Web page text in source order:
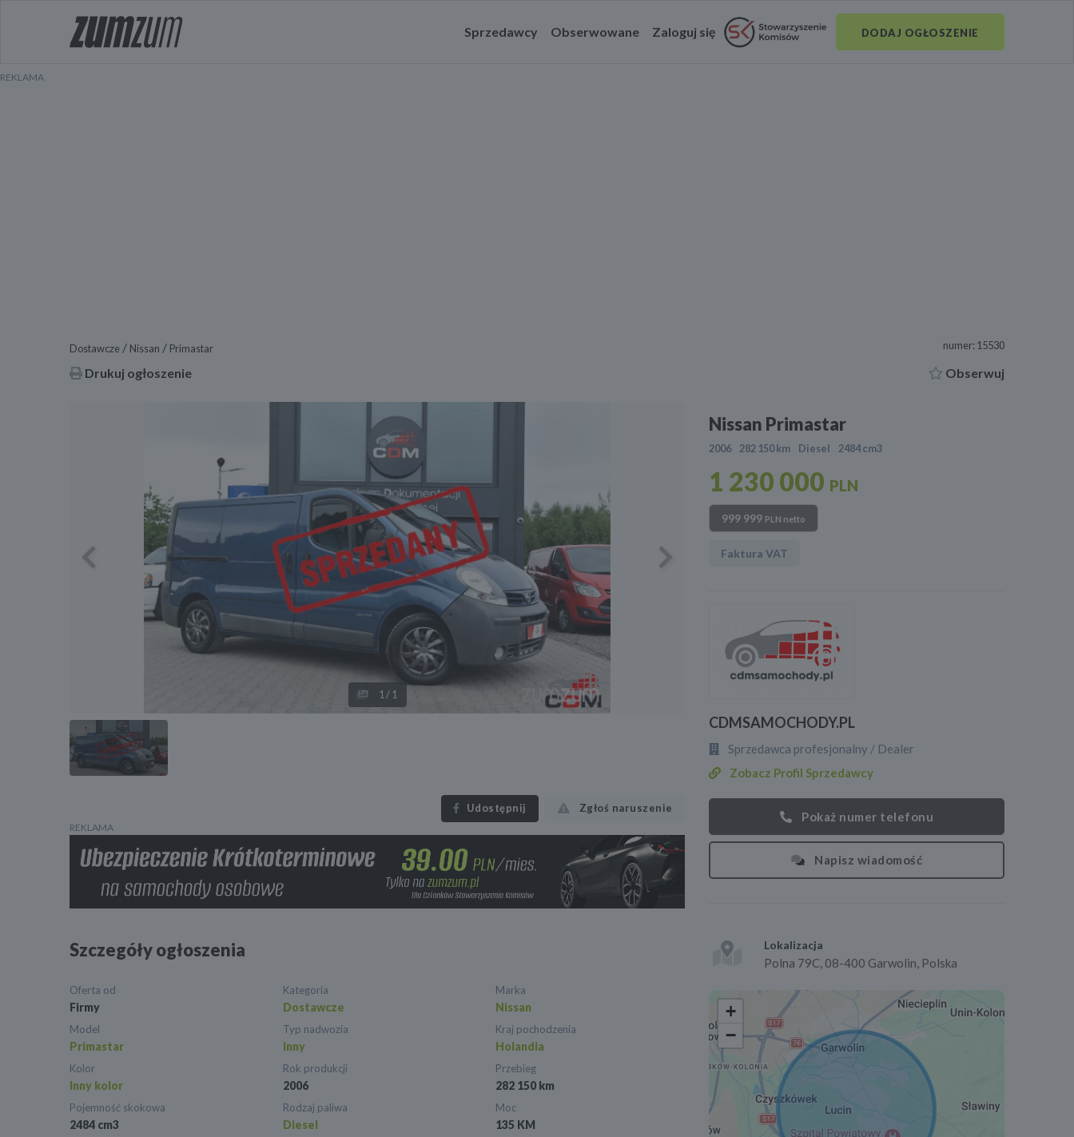
Sprzedawcy Obserwowane Zaloguj się DODAJ OGŁOSZENIE
Dostawcze / Nissan / Primastar numer: 15530
Drukuj ogłoszenie Obserwuj
Previous Next
1/1
Udostępnij Zgłoś naruszenie
REKLAMA
Szczegóły ogłoszenia
Oferta od
Firmy
Kategoria
Dostawcze
Marka
Nissan
Model
Primastar
Typ nadwozia
Inny
Kraj pochodzenia
Holandia
Kolor
Inny kolor
Rok produkcji
2006
Przebieg
282 150 km
Pojemność skokowa
2484 cm3
Rodzaj paliwa
Diesel
Moc
135 KM
Nissan Primastar
2006 282 150 km Diesel 2484 cm3
1 230 000 PLN
999 999 PLN netto
Faktura VAT
CDMSAMOCHODY.PL
Sprzedawca profesjonalny / Dealer
Zobacz Profil Sprzedawcy
Pokaż numer telefonu
Napisz wiadomość
Lokalizacja
Polna 79C, 08-400 Garwolin, Polska
+
−